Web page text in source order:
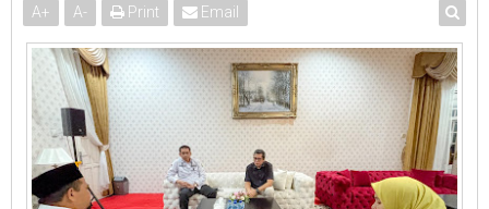
A+ A- Print Email